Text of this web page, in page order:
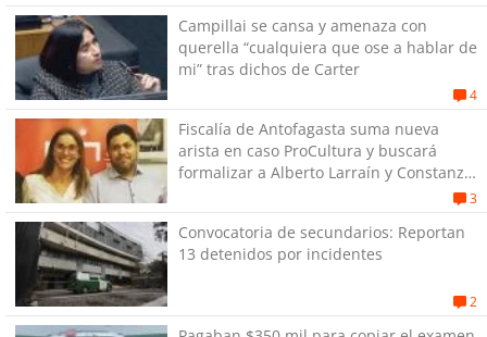
Campillai se cansa y amenaza con
querella “cualquiera que ose a hablar de
mi” tras dichos de Carter
4
Fiscalía de Antofagasta suma nueva
arista en caso ProCultura y buscará
formalizar a Alberto Larraín y Constanza
3
Convocatoria de secundarios: Reportan
13 detenidos por incidentes
2